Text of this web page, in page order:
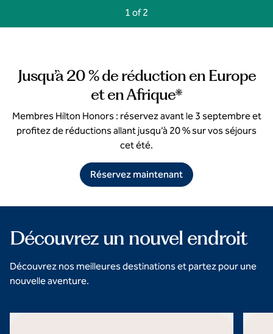
Page 1 of 2
Previous Page, 2 of 2
1 of 2
Jusqu’à 20 % de réduction en Europe
et en Afrique*
Membres Hilton Honors : réservez avant le 3 septembre et
profitez de réductions allant jusqu’à 20 % sur vos séjours
cet été.
Réservez maintenant
Découvrez un nouvel endroit
Découvrez nos meilleures destinations et partez pour une
nouvelle aventure.